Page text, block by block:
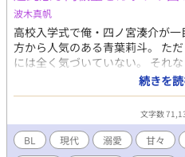
波木真帆
高校入学式で俺・四ノ宮湊介が
方から人気のある青葉莉斗。 た
には全く気づいていない。 それ
る奴らを徹底的に排除しまくっ
恋人だと認識されている。 高校
恋人関係になった俺と莉斗。 そ
斗にサプライズでプロポーズし
んでもない事件が起こって……。
観のお話です。 『片思いの相手
続きを
文字数
BL 現代 溺愛 甘々